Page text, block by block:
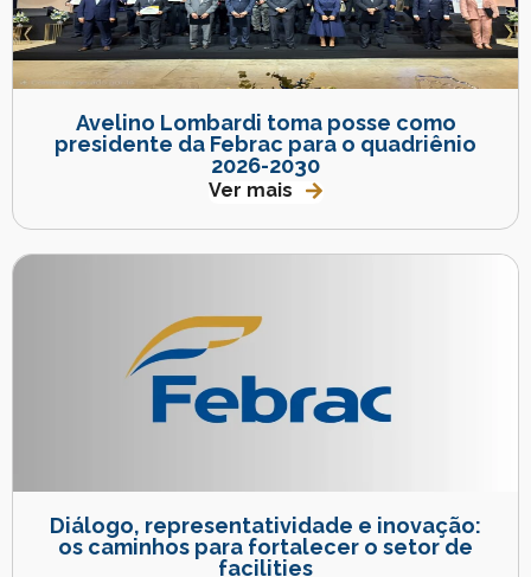
Avelino Lombardi toma posse como
presidente da Febrac para o quadriênio
2026-2030
Ver mais
Diálogo, representatividade e inovação:
os caminhos para fortalecer o setor de
facilities